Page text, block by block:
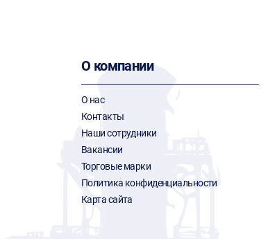
О компании
О нас
Контакты
Наши сотрудники
Вакансии
Торговые марки
Политика конфиденциальности
Карта сайта